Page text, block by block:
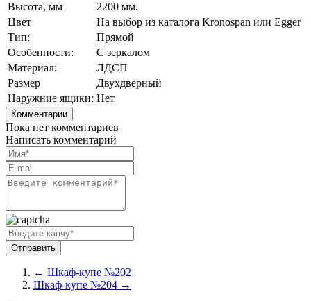
Высота, мм
2200 мм.
Цвет
На выбор из каталога Kronospan или Egger
Тип:
Прямой
Особенности:
С зеркалом
Материал:
ЛДСП
Размер
Двухдверный
Наружние ящики: Нет
Комментарии
Пока нет комментариев
Написать комментарий
← Шкаф-купе №202
Шкаф-купе №204 →